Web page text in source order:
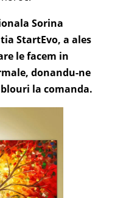
Sorina
StartEvo, a ales
le facem in
donandu-ne
la comanda.